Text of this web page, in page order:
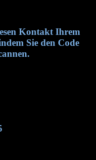
Kontakt Ihrem
Sie den Code